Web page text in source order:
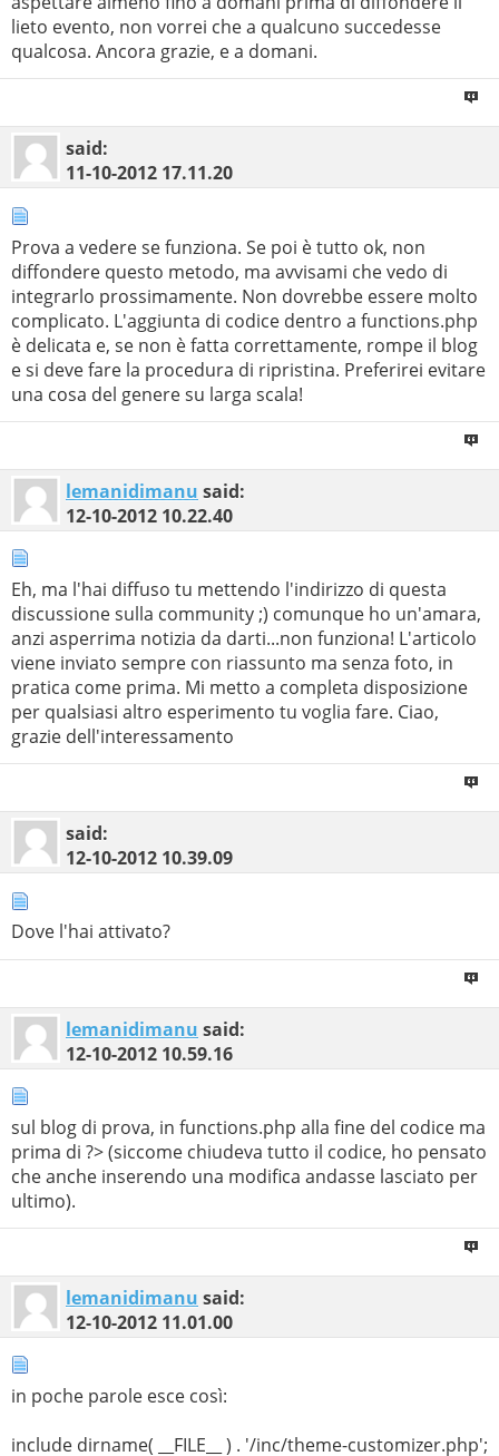
lieto evento, non vorrei che a qualcuno succedesse
qualcosa. Ancora grazie, e a domani.
said:
11-10-2012 17.11.20
Prova a vedere se funziona. Se poi è tutto ok, non
diffondere questo metodo, ma avvisami che vedo di
integrarlo prossimamente. Non dovrebbe essere molto
complicato. L'aggiunta di codice dentro a functions.php
è delicata e, se non è fatta correttamente, rompe il blog
e si deve fare la procedura di ripristina. Preferirei evitare
una cosa del genere su larga scala!
lemanidimanu said:
12-10-2012 10.22.40
Eh, ma l'hai diffuso tu mettendo l'indirizzo di questa
discussione sulla community ;) comunque ho un'amara,
anzi asperrima notizia da darti...non funziona! L'articolo
viene inviato sempre con riassunto ma senza foto, in
pratica come prima. Mi metto a completa disposizione
per qualsiasi altro esperimento tu voglia fare. Ciao,
grazie dell'interessamento
said:
12-10-2012 10.39.09
Dove l'hai attivato?
lemanidimanu said:
12-10-2012 10.59.16
sul blog di prova, in functions.php alla fine del codice ma
prima di ?> (siccome chiudeva tutto il codice, ho pensato
che anche inserendo una modifica andasse lasciato per
ultimo).
lemanidimanu said:
12-10-2012 11.01.00
in poche parole esce così:
include dirname( __FILE__ ) . '/inc/theme-customizer.php';